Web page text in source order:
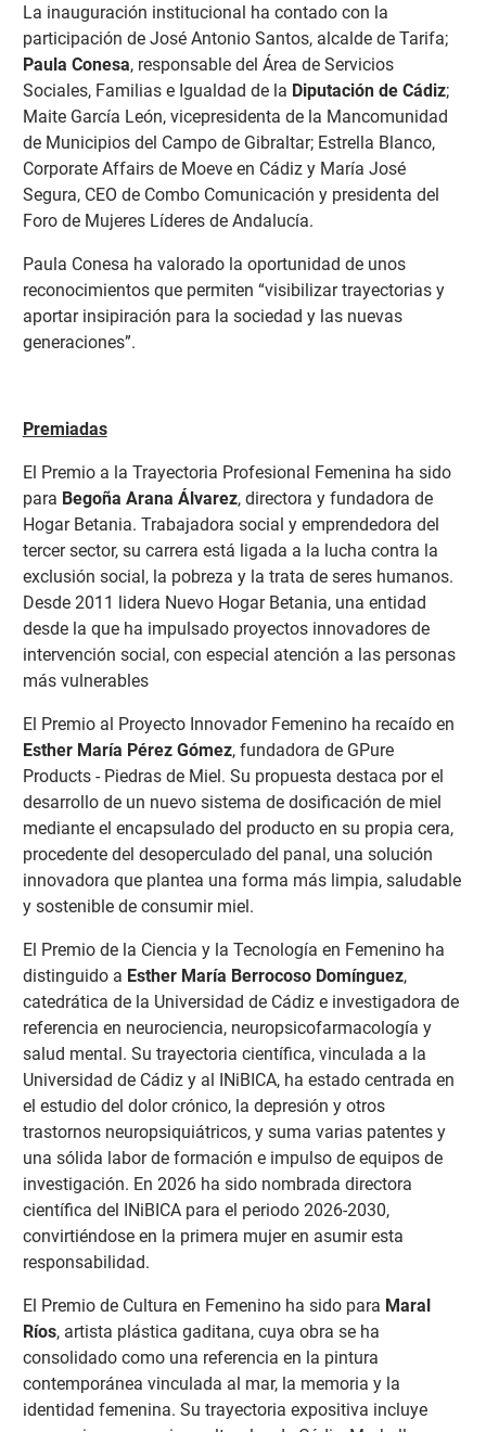
La inauguración institucional ha contado con la
participación de José Antonio Santos, alcalde de Tarifa;
Paula Conesa, responsable del Área de Servicios
Sociales, Familias e Igualdad de la Diputación de Cádiz;
Maite García León, vicepresidenta de la Mancomunidad
de Municipios del Campo de Gibraltar; Estrella Blanco,
Corporate Affairs de Moeve en Cádiz y María José
Segura, CEO de Combo Comunicación y presidenta del
Foro de Mujeres Líderes de Andalucía.
Paula Conesa ha valorado la oportunidad de unos
reconocimientos que permiten “visibilizar trayectorias y
aportar insipiración para la sociedad y las nuevas
generaciones”.
Premiadas
El Premio a la Trayectoria Profesional Femenina ha sido
para Begoña Arana Álvarez, directora y fundadora de
Hogar Betania. Trabajadora social y emprendedora del
tercer sector, su carrera está ligada a la lucha contra la
exclusión social, la pobreza y la trata de seres humanos.
Desde 2011 lidera Nuevo Hogar Betania, una entidad
desde la que ha impulsado proyectos innovadores de
intervención social, con especial atención a las personas
más vulnerables
El Premio al Proyecto Innovador Femenino ha recaído en
Esther María Pérez Gómez, fundadora de GPure
Products - Piedras de Miel. Su propuesta destaca por el
desarrollo de un nuevo sistema de dosificación de miel
mediante el encapsulado del producto en su propia cera,
procedente del desoperculado del panal, una solución
innovadora que plantea una forma más limpia, saludable
y sostenible de consumir miel.
El Premio de la Ciencia y la Tecnología en Femenino ha
distinguido a Esther María Berrocoso Domínguez,
catedrática de la Universidad de Cádiz e investigadora de
referencia en neurociencia, neuropsicofarmacología y
salud mental. Su trayectoria científica, vinculada a la
Universidad de Cádiz y al INiBICA, ha estado centrada en
el estudio del dolor crónico, la depresión y otros
trastornos neuropsiquiátricos, y suma varias patentes y
una sólida labor de formación e impulso de equipos de
investigación. En 2026 ha sido nombrada directora
científica del INiBICA para el periodo 2026-2030,
convirtiéndose en la primera mujer en asumir esta
responsabilidad.
El Premio de Cultura en Femenino ha sido para Maral
Ríos, artista plástica gaditana, cuya obra se ha
consolidado como una referencia en la pintura
contemporánea vinculada al mar, la memoria y la
identidad femenina. Su trayectoria expositiva incluye